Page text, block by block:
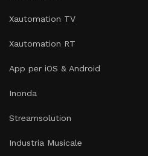
Xautomation TV
Xautomation RT
App per iOS & Android
Inonda
Streamsolution
Industria Musicale